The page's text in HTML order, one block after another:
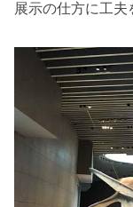
展示の仕方に工夫